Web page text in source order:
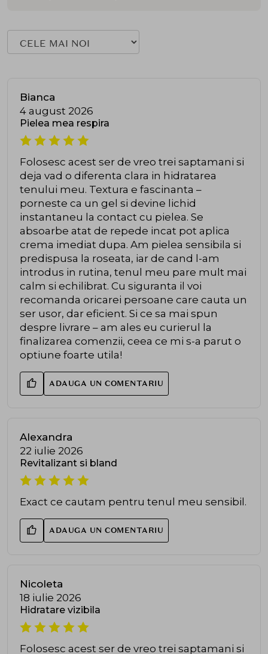
Bianca
4 august 2026
Pielea mea respira
Folosesc acest ser de vreo trei saptamani si
deja vad o diferenta clara in hidratarea
tenului meu. Textura e fascinanta –
porneste ca un gel si devine lichid
instantaneu la contact cu pielea. Se
absoarbe atat de repede incat pot aplica
crema imediat dupa. Am pielea sensibila si
predispusa la roseata, iar de cand l-am
introdus in rutina, tenul meu pare mult mai
calm si echilibrat. Cu siguranta il voi
recomanda oricarei persoane care cauta un
ser usor, dar eficient. Si ce sa mai spun
despre livrare – am ales eu curierul la
finalizarea comenzii, ceea ce mi s-a parut o
optiune foarte utila!
ADAUGA UN COMENTARIU
Alexandra
22 iulie 2026
Revitalizant si bland
Exact ce cautam pentru tenul meu sensibil.
ADAUGA UN COMENTARIU
Nicoleta
18 iulie 2026
Hidratare vizibila
Folosesc acest ser de vreo trei saptamani si